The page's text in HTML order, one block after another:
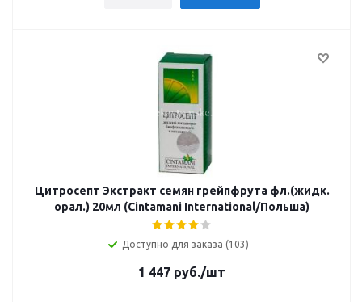
Цитросепт Экстракт семян грейпфрута фл.(жидк.
орал.) 20мл (Cintamani International/Польша)
Доступно для заказа (103)
1 447 руб./шт